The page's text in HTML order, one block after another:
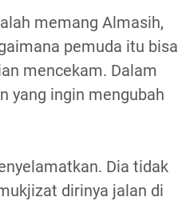
memang Almasih,
pemuda itu bisa
mencekam. Dalam
yang ingin mengubah
Dia tidak
dirinya jalan di